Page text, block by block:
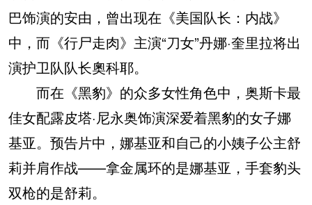
巴饰演的安由，曾出现在《美国队长：内战》
中，而《行尸走肉》主演“刀女”丹娜·奎里拉将出
演护卫队队长奧科耶。
而在《黑豹》的众多女性角色中，奥斯卡最
佳女配露皮塔·尼永奥饰演深爱着黑豹的女子娜
基亚。预告片中，娜基亚和自己的小姨子公主舒
莉并肩作战——拿金属环的是娜基亚，手套豹头
双枪的是舒莉。